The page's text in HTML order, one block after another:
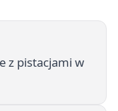
z pistacjami w